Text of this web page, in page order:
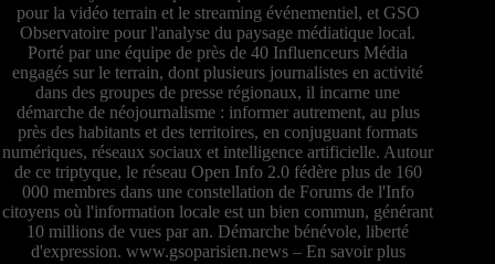
pour la vidéo terrain et le streaming événementiel, et GSO
Observatoire pour l'analyse du paysage médiatique local.
Porté par une équipe de près de 40 Influenceurs Média
engagés sur le terrain, dont plusieurs journalistes en activité
dans des groupes de presse régionaux, il incarne une
démarche de néojournalisme : informer autrement, au plus
près des habitants et des territoires, en conjuguant formats
numériques, réseaux sociaux et intelligence artificielle. Autour
de ce triptyque, le réseau Open Info 2.0 fédère plus de 160
000 membres dans une constellation de Forums de l'Info
citoyens où l'information locale est un bien commun, générant
10 millions de vues par an. Démarche bénévole, liberté
d'expression. www.gsoparisien.news– En savoir plus